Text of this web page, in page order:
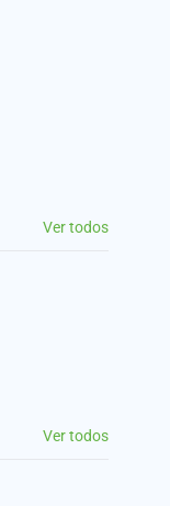
Ver todos
Ver todos